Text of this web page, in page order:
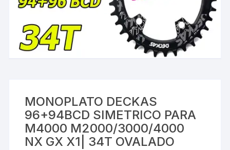
MONOPLATO DECKAS
96+94BCD SIMETRICO PARA
M4000 M2000/3000/4000
NX GX X1| 34T OVALADO